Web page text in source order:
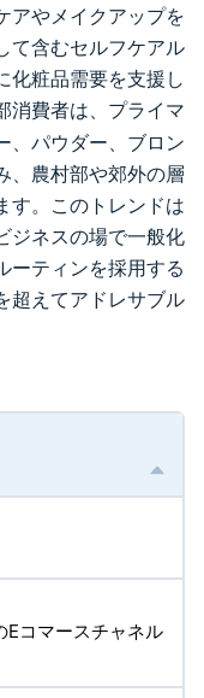
アやメイクアップを
て含むセルフケアル
化粧品需要を支援し
消費者は、プライマ
、パウダー、ブロン
、農村部や郊外の層
す。このトレンドは
ジネスの場で一般化
ーティンを採用する
超えてアドレサブル
Eコマースチャネル